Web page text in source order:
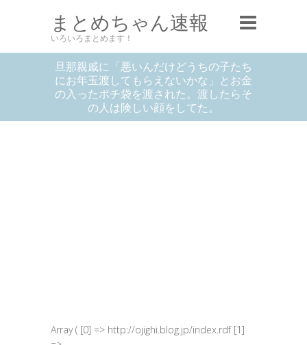
まとめちゃん速報
いろいろまとめます！
旦那親戚に「悪いんだけどうちの子たち
にお年玉渡してもらえないかな」とお金
の入ったポチ袋を渡された。渡したらそ
の人は険しい顔をしてた。
Array ( [0] => http://ojighi.blog.jp/index.rdf [1]